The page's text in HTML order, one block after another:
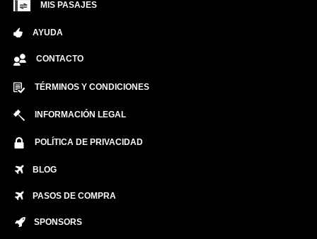
MIS PASAJES
AYUDA
CONTACTO
TÉRMINOS Y CONDICIONES
INFORMACIÓN LEGAL
POLÍTICA DE PRIVACIDAD
BLOG
PASOS DE COMPRA
SPONSORS